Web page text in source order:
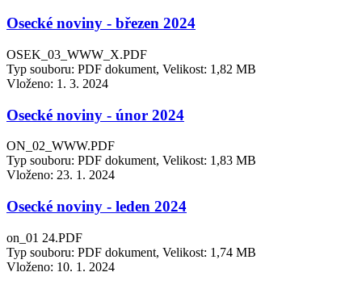
Osecké noviny - březen 2024
OSEK_03_WWW_X.PDF
Typ souboru: PDF dokument, Velikost: 1,82 MB
Vloženo: 1. 3. 2024
Osecké noviny - únor 2024
ON_02_WWW.PDF
Typ souboru: PDF dokument, Velikost: 1,83 MB
Vloženo: 23. 1. 2024
Osecké noviny - leden 2024
on_01 24.PDF
Typ souboru: PDF dokument, Velikost: 1,74 MB
Vloženo: 10. 1. 2024